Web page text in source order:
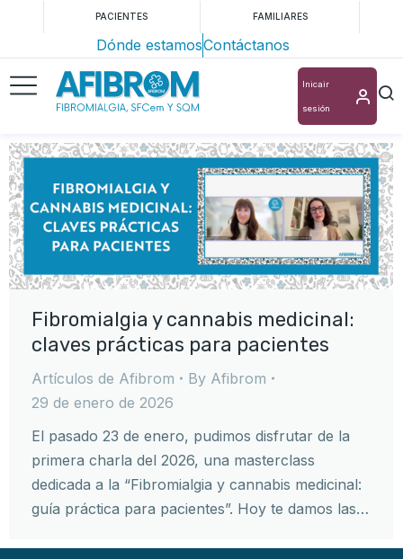
PACIENTES FAMILIARES
Dónde estamosContáctanos
Inicair
sesión
Fibromialgia y cannabis medicinal:
claves prácticas para pacientes
Artículos de Afibrom By Afibrom
29 de enero de 2026
El pasado 23 de enero, pudimos disfrutar de la
primera charla del 2026, una masterclass
dedicada a la “Fibromialgia y cannabis medicinal:
guía práctica para pacientes”. Hoy te damos las…